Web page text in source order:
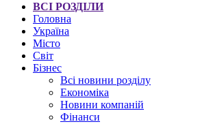
ВСІ РОЗДІЛИ
Головна
Україна
Місто
Світ
Бізнес
Всі новини розділу
Економіка
Новини компаній
Фінанси